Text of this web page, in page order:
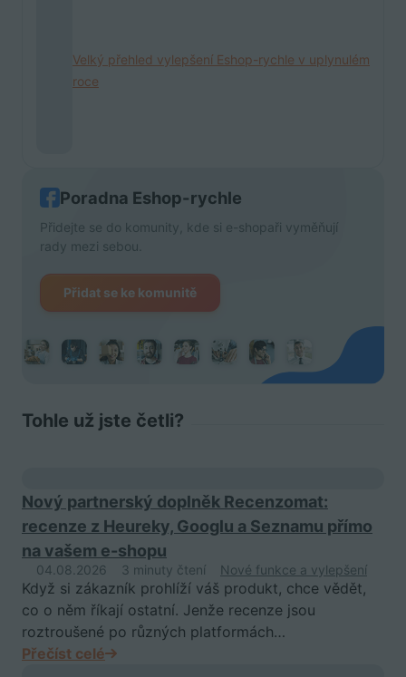
Velký přehled vylepšení Eshop-rychle v uplynulém
roce
Poradna Eshop-rychle
Přidejte se do komunity, kde si e-shopaři vyměňují
rady mezi sebou.
Přidat se ke komunitě
Tohle už jste četli?
Nový partnerský doplněk Recenzomat:
recenze z Heureky, Googlu a Seznamu přímo
na vašem e-shopu
04.08.2026 3 minuty čtení Nové funkce a vylepšení
Když si zákazník prohlíží váš produkt, chce vědět,
co o něm říkají ostatní. Jenže recenze jsou
roztroušené po různých platformách…
Přečíst celé